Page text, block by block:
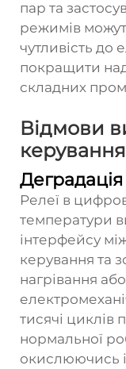
пар та
режимів
чутливість до
покращити
складних
Відмови
керування
Релеї в
температури
інтерфейсу
керування та
нагрівання
тисячі циклів
нормальної
окислюючись